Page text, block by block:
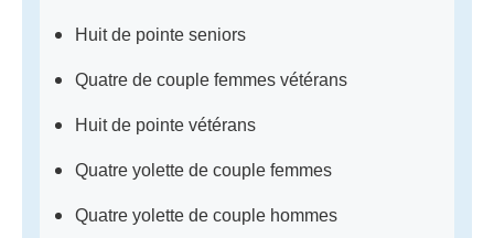
Huit de pointe seniors
Quatre de couple femmes vétérans
Huit de pointe vétérans
Quatre yolette de couple femmes
Quatre yolette de couple hommes